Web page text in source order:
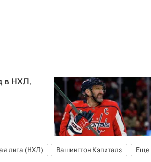
в НХЛ,
Еще
лига (НХЛ)
Вашингтон Кэпиталз